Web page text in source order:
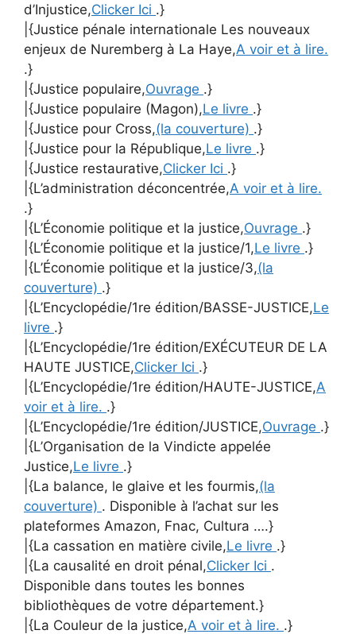
d’Injustice,Clicker Ici .}
|{Justice pénale internationale Les nouveaux
enjeux de Nuremberg à La Haye,A voir et à lire.
.}
|{Justice populaire,Ouvrage .}
|{Justice populaire (Magon),Le livre .}
|{Justice pour Cross,(la couverture) .}
|{Justice pour la République,Le livre .}
|{Justice restaurative,Clicker Ici .}
|{L’administration déconcentrée,A voir et à lire.
.}
|{L’Économie politique et la justice,Ouvrage .}
|{L’Économie politique et la justice/1,Le livre .}
|{L’Économie politique et la justice/3,(la
couverture) .}
|{L’Encyclopédie/1re édition/BASSE-JUSTICE,Le
livre .}
|{L’Encyclopédie/1re édition/EXÉCUTEUR DE LA
HAUTE JUSTICE,Clicker Ici .}
|{L’Encyclopédie/1re édition/HAUTE-JUSTICE,A
voir et à lire. .}
|{L’Encyclopédie/1re édition/JUSTICE,Ouvrage .}
|{L’Organisation de la Vindicte appelée
Justice,Le livre .}
|{La balance, le glaive et les fourmis,(la
couverture) . Disponible à l’achat sur les
plateformes Amazon, Fnac, Cultura ….}
|{La cassation en matière civile,Le livre .}
|{La causalité en droit pénal,Clicker Ici .
Disponible dans toutes les bonnes
bibliothèques de votre département.}
|{La Couleur de la justice,A voir et à lire. .}